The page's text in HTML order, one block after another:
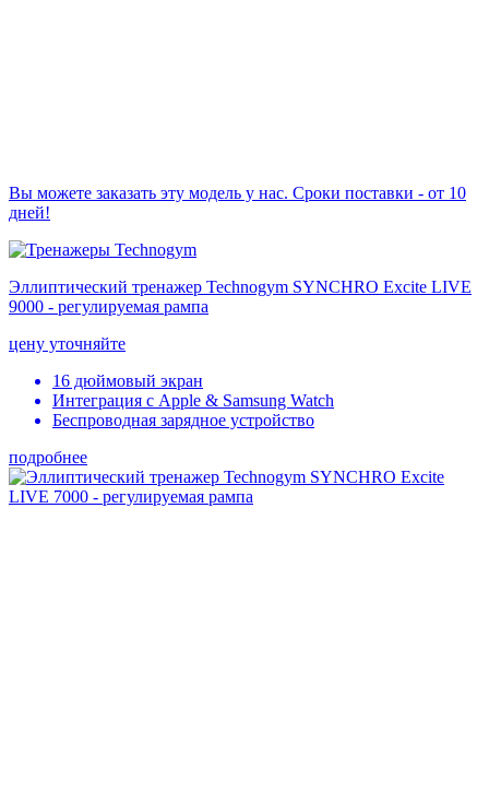
Вы можете заказать эту модель у нас. Сроки поставки - от 10
дней!
Эллиптический тренажер Technogym SYNCHRO Excite LIVE
9000 - регулируемая рампа
цену уточняйте
16 дюймовый экран
Интеграция с Apple & Samsung Watch
Беспроводная зарядное устройство
подробнее